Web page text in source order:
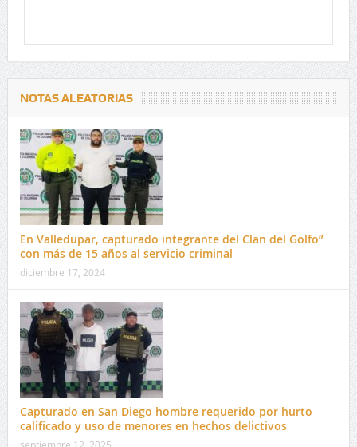
NOTAS ALEATORIAS
En Valledupar, capturado integrante del Clan del Golfo”
con más de 15 años al servicio criminal
diciembre 17, 2024
Capturado en San Diego hombre requerido por hurto
calificado y uso de menores en hechos delictivos
septiembre 12, 2025